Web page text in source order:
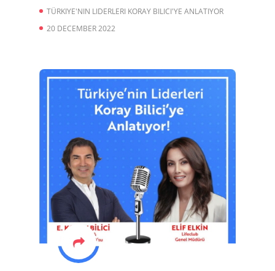
TÜRKIYE'NIN LIDERLERI KORAY BILICI'YE ANLATIYOR
20 DECEMBER 2022